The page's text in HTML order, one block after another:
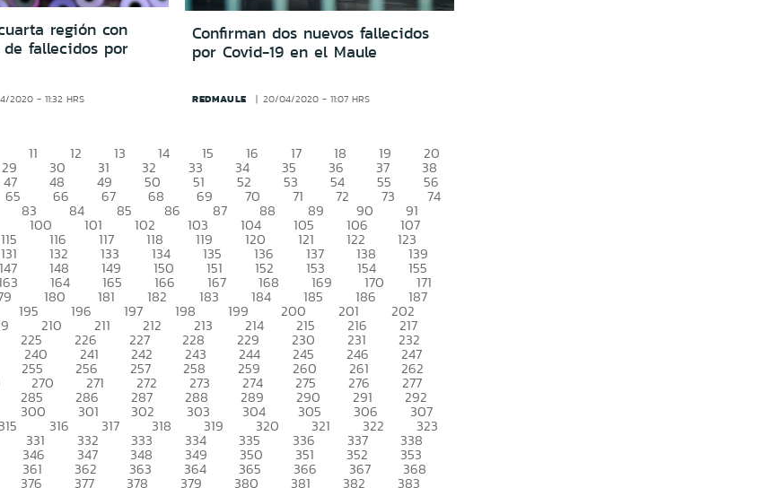
región con
de fallecidos por
2020 - 11:32 HRS
Confirman dos nuevos fallecidos
por Covid-19 en el Maule
REDMAULE 20/04/2020 - 11:07 HRS
11 12 13 14 15 16 17 18 19 20
29 30 31 32 33 34 35 36 37 38
47 48 49 50 51 52 53 54 55 56
65 66 67 68 69 70 71 72 73 74
83 84 85 86 87 88 89 90 91
100 101 102 103 104 105 106 107
115 116 117 118 119 120 121 122 123
131 132 133 134 135 136 137 138 139
147 148 149 150 151 152 153 154 155
164 165 166 167 168 169 170 171
180 181 182 183 184 185 186 187
195 196 197 198 199 200 201 202
210 211 212 213 214 215 216 217
225 226 227 228 229 230 231 232
240 241 242 243 244 245 246 247
255 256 257 258 259 260 261 262
270 271 272 273 274 275 276 277
285 286 287 288 289 290 291 292
300 301 302 303 304 305 306 307
316 317 318 319 320 321 322 323
331 332 333 334 335 336 337 338
346 347 348 349 350 351 352 353
361 362 363 364 365 366 367 368
376 377 378 379 380 381 382 383